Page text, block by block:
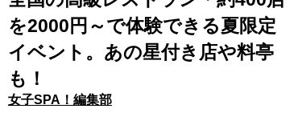
を2000円～で体験できる夏限定
イベント。あの星付き店や料亭
も！
女子SPA！編集部